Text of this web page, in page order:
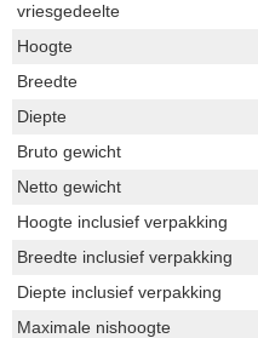
vriesgedeelte
Hoogte
Breedte
Diepte
Bruto gewicht
Netto gewicht
Hoogte inclusief verpakking
Breedte inclusief verpakking
Diepte inclusief verpakking
Maximale nishoogte